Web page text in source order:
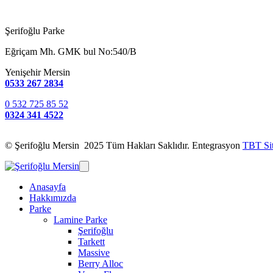
Şerifoğlu Parke
Eğriçam Mh. GMK bul No:540/B
Yenişehir Mersin
0533 267 2834
0 532 725 85 52
0324 341 4522
© Şerifoğlu Mersin 2025 Tüm Hakları Saklıdır. Entegrasyon TBT
Anasayfa
Hakkımızda
Parke
Lamine Parke
Şerifoğlu
Tarkett
Massive
Berry Alloc